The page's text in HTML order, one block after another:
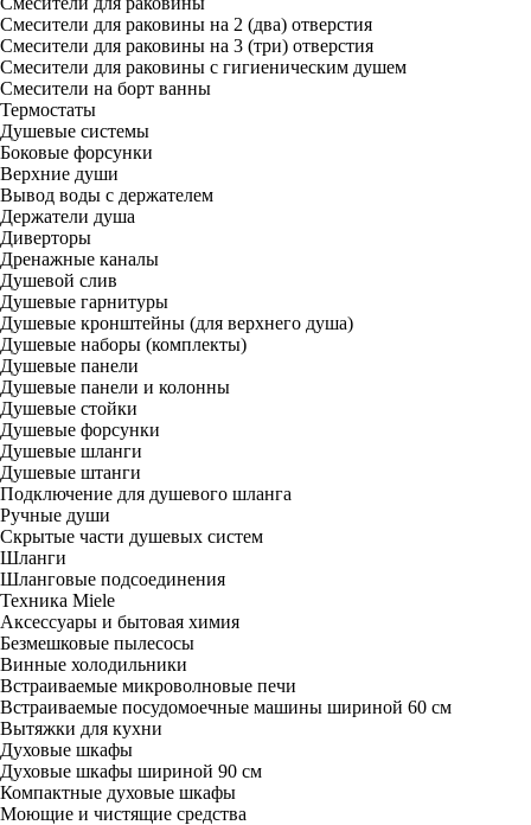
Смесители для раковины на 2 (два) отверстия
Смесители для раковины на 3 (три) отверстия
Смесители для раковины с гигиеническим душем
Смесители на борт ванны
Термостаты
Душевые системы
Боковые форсунки
Верхние души
Вывод воды с держателем
Держатели душа
Диверторы
Дренажные каналы
Душевой слив
Душевые гарнитуры
Душевые кронштейны (для верхнего душа)
Душевые наборы (комплекты)
Душевые панели
Душевые панели и колонны
Душевые стойки
Душевые форсунки
Душевые шланги
Душевые штанги
Подключение для душевого шланга
Ручные души
Скрытые части душевых систем
Шланги
Шланговые подсоединения
Техника Miele
Аксессуары и бытовая химия
Безмешковые пылесосы
Винные холодильники
Встраиваемые микроволновые печи
Встраиваемые посудомоечные машины шириной 60 см
Вытяжки для кухни
Духовые шкафы
Духовые шкафы шириной 90 см
Компактные духовые шкафы
Моющие и чистящие средства